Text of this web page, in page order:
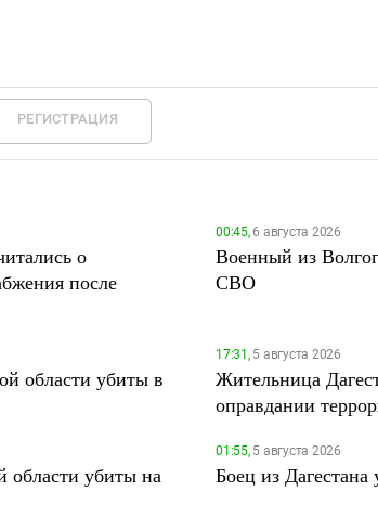
РЕГИСТРАЦИЯ
о
после
00:45,6 августа 2026
Военный из
СВО
области убиты в
17:31,5 августа 2026
Жительница
оправдании
области убиты на
01:55,5 августа 2026
Боец из